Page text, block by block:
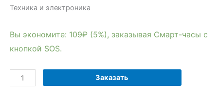
Техника и электроника
Вы экономите: 109₽ (5%), заказывая Смарт-часы с
кнопкой SOS.
Количество
товара
Заказать